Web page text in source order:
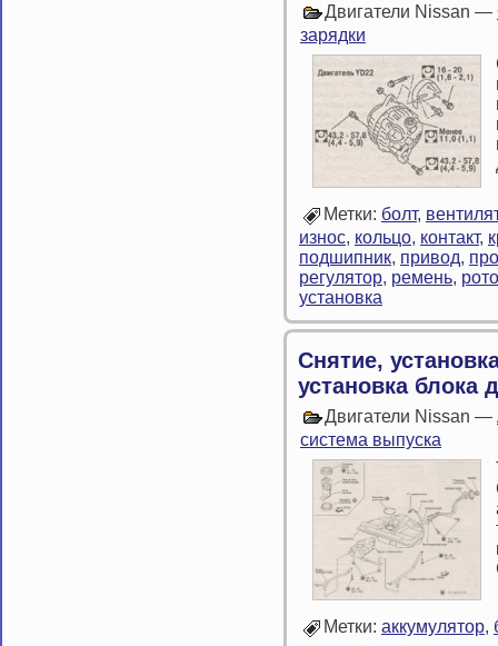
Двигатели Nissan —
зарядки
Метки: болт,
износ, кольцо, контакт,
подшипник, привод,
регулятор, ремень,
установка
Снятие,
установка блока
Двигатели Nissan —
система выпуска
Метки: аккумулятор,